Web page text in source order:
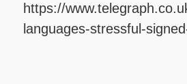
https://
languages-stressful-